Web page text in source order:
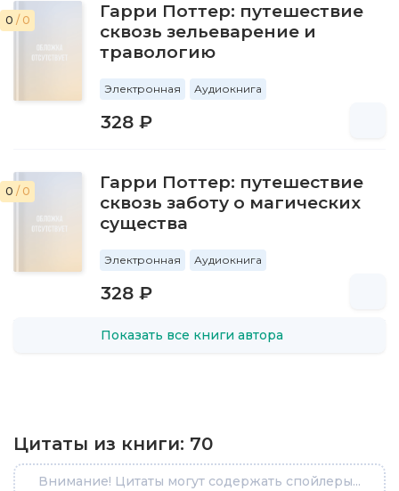
0 / 0
Гарри Поттер: путешествие
сквозь зельеварение и
травологию
Электронная Аудиокнига
328 ₽
0 / 0
Гарри Поттер: путешествие
сквозь заботу о магических
существа
Электронная Аудиокнига
328 ₽
Показать все книги автора
Цитаты из книги: 70
Внимание! Цитаты могут содержать спойлеры...